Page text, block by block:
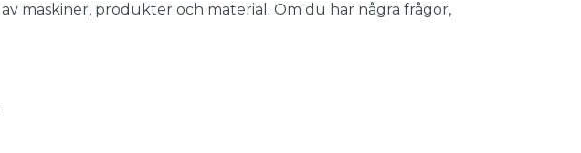
maskiner, produkter och material. Om du har några frågor,